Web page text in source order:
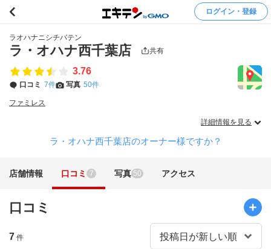
ログイン・登録
ラオハナニシチバテン
ラ・オハナ西千葉店 共有
3.76
口コミ 7件 写真 50件
ファミレス
詳細情報を見る
ラ・オハナ西千葉店のオーナー様ですか？
店舗情報 口コミ 7 写真 50 アクセス
口コミ
7 件